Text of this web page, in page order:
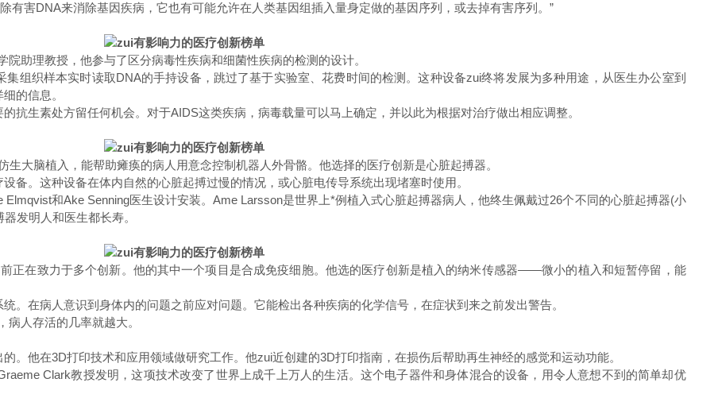
害DNA来消除基因疾病，它也有可能允许在人类基因组插入量身定做的基因序列，或去掉有害序列。”
助理教授，他参与了区分病毒性疾病和细菌性疾病的检测的设计。
织样本实时读取DNA的手持设备，跳过了基于实验室、花费时间的检测。这种设备zui终将发展为多种用途，从医生办公室到
的信息。
生素处方留任何机会。对于AIDS这类疾病，病毒载量可以马上确定，并以此为根据对治疗做出相应调整。
脑植入，能帮助瘫痪的病人用意念控制机器人外骨骼。他选择的医疗创新是心脏起搏器。
。这种设备在体内自然的心脏起搏过慢的情况，或心脏电传导系统出现堵塞时使用。
和Ake Senning医生设计安装。Ame Larsson是世界上*例植入式心脏起搏器病人，他终生佩戴过26个不同的心脏起搏器(小
发明人和医生都长寿。
在致力于多个创新。他的其中一个项目是合成免疫细胞。他选的医疗创新是植入的纳米传感器——微小的植入和短暂停留，能
在病人意识到身体内的问题之前应对问题。它能检出各种疾病的化学信号，在症状到来之前发出警告。
人存活的几率就越大。
他在3D打印技术和应用领域做研究工作。他zui近创建的3D打印指南，在损伤后帮助再生神经的感觉和运动功能。
Clark教授发明，这项技术改变了世界上成千上万人的生活。这个电子器件和身体混合的设备，用令人意想不到的简单却优